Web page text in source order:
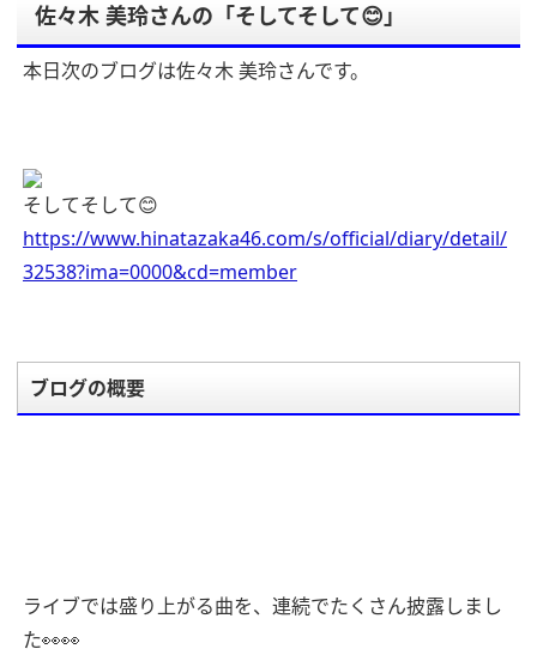
佐々木 美玲さんの「そしてそして😊」
本日次のブログは佐々木 美玲さんです。
そしてそして😊
https://www.hinatazaka46.com/s/official/diary/detail/
32538?ima=0000&cd=member
ブログの概要
ライブでは盛り上がる曲を、連続でたくさん披露しまし
た👀👀